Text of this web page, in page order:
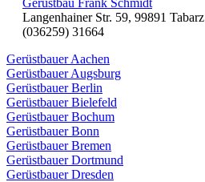
Langenhainer Str. 59, 99891 Tabarz
(036259) 31664
Gerüstbauer Aachen
Gerüstbauer Augsburg
Gerüstbauer Berlin
Gerüstbauer Bielefeld
Gerüstbauer Bochum
Gerüstbauer Bonn
Gerüstbauer Bremen
Gerüstbauer Dortmund
Gerüstbauer Dresden